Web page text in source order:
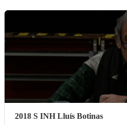
2018 S INH Lluís Botinas